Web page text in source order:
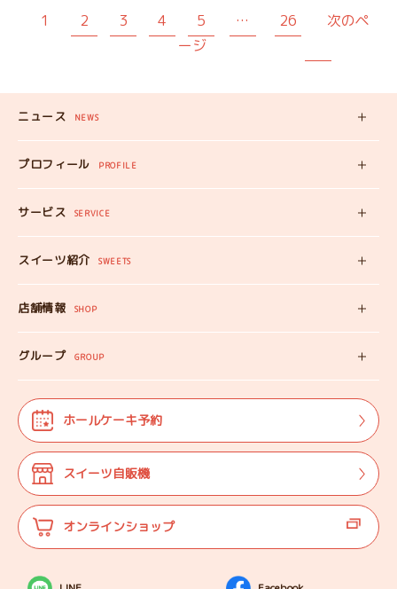
1 2 3 4 5 … 26
次のペ
ージ
ホールケーキ予約
スイーツ自販機
オンラインショップ
ニュース NEWS
新着記事
プロフィール PROFILE
みいちゃんのプロフィール
みいちゃんママの
サービス SERVICE
スイーツ自販機
工房見学
みいちゃんのSDGS
お仕事体験
よくある質問
スイーツ紹介 SWEETS
みいちゃんのスイーツ
オンラインショップ
店舗情報 SHOP
店舗情報
マップ
法人･団体様向け
ご案内
代表プロフィール
登壇実績
グループ GROUP
株式会社TANEBI
Shining Children
自分探しを